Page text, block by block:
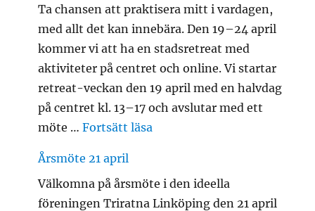
Ta chansen att praktisera mitt i vardagen,
med allt det kan innebära. Den 19–24 april
kommer vi att ha en stadsretreat med
aktiviteter på centret och online. Vi startar
retreat-veckan den 19 april med en halvdag
på centret kl. 13–17 och avslutar med ett
möte …Fortsätt läsa
Årsmöte 21 april
Välkomna på årsmöte i den ideella
föreningen Triratna Linköping den 21 april